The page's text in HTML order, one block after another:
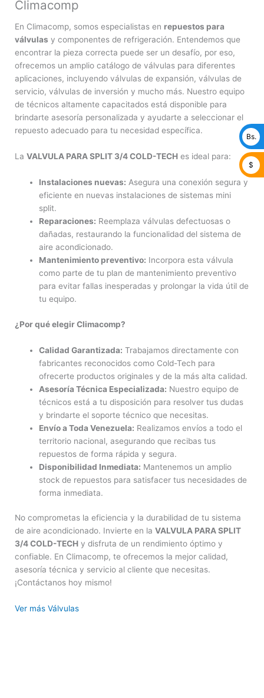
Climacomp
En Climacomp, somos especialistas en repuestos para
válvulas y componentes de refrigeración. Entendemos que
encontrar la pieza correcta puede ser un desafío, por eso,
ofrecemos un amplio catálogo de válvulas para diferentes
aplicaciones, incluyendo válvulas de expansión, válvulas de
servicio, válvulas de inversión y mucho más. Nuestro equipo
de técnicos altamente capacitados está disponible para
brindarte asesoría personalizada y ayudarte a seleccionar el
repuesto adecuado para tu necesidad específica.
La VALVULA PARA SPLIT 3/4 COLD-TECH es ideal para:
Instalaciones nuevas: Asegura una conexión segura y
eficiente en nuevas instalaciones de sistemas mini
split.
Reparaciones: Reemplaza válvulas defectuosas o
dañadas, restaurando la funcionalidad del sistema de
aire acondicionado.
Mantenimiento preventivo: Incorpora esta válvula
como parte de tu plan de mantenimiento preventivo
para evitar fallas inesperadas y prolongar la vida útil de
tu equipo.
¿Por qué elegir Climacomp?
Calidad Garantizada: Trabajamos directamente con
fabricantes reconocidos como Cold-Tech para
ofrecerte productos originales y de la más alta calidad.
Asesoría Técnica Especializada: Nuestro equipo de
técnicos está a tu disposición para resolver tus dudas
y brindarte el soporte técnico que necesitas.
Envío a Toda Venezuela: Realizamos envíos a todo el
territorio nacional, asegurando que recibas tus
repuestos de forma rápida y segura.
Disponibilidad Inmediata: Mantenemos un amplio
stock de repuestos para satisfacer tus necesidades de
forma inmediata.
No comprometas la eficiencia y la durabilidad de tu sistema
de aire acondicionado. Invierte en la VALVULA PARA SPLIT
3/4 COLD-TECH y disfruta de un rendimiento óptimo y
confiable. En Climacomp, te ofrecemos la mejor calidad,
asesoría técnica y servicio al cliente que necesitas.
¡Contáctanos hoy mismo!
Ver más Válvulas
Bs.
$